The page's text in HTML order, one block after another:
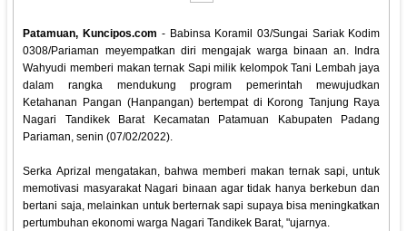
Patamuan, Kuncipos.com - Babinsa Koramil 03/Sungai Sariak Kodim
0308/Pariaman meyempatkan diri mengajak warga binaan an. Indra
Wahyudi memberi makan ternak Sapi milik kelompok Tani Lembah jaya
dalam rangka mendukung program pemerintah mewujudkan
Ketahanan Pangan (Hanpangan) bertempat di Korong Tanjung Raya
Nagari Tandikek Barat Kecamatan Patamuan Kabupaten Padang
Pariaman, senin (07/02/2022).
Serka Aprizal mengatakan, bahwa memberi makan ternak sapi, untuk
memotivasi masyarakat Nagari binaan agar tidak hanya berkebun dan
bertani saja, melainkan untuk berternak sapi supaya bisa meningkatkan
pertumbuhan ekonomi warga Nagari Tandikek Barat, "ujarnya.